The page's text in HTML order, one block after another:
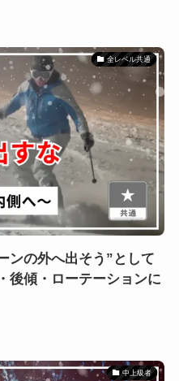
全レベル共通
ンの外へ出そう”として
後傾・ローテーションに
中上級者